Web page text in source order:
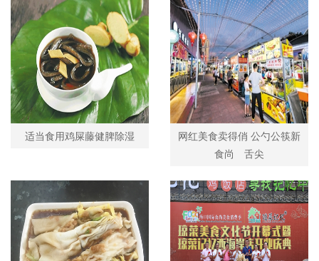
适当食用鸡屎藤健脾除湿
网红美食卖得俏 公勺公筷新
食尚 舌尖